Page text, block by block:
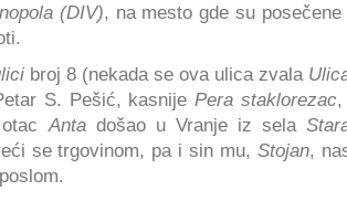
(DIV), na mesto gde su
broj 8 (nekada se ova ulica zvala
S. Pešić, kasnijePera staklorezac,
Antadošao u Vranje iz sela
se trgovinom, pa i sin mu, Stojan,